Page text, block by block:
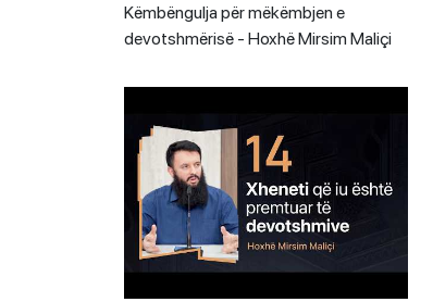
Këmbëngulja për mëkëmbjen e
devotshmërisë - Hoxhë Mirsim Maliçi